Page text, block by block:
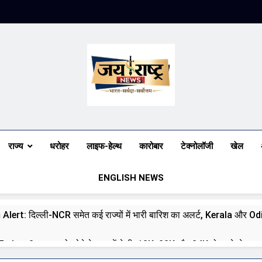
Jai Rashtra
राज्य धरोहर लाइफ-हेल्थ कारोबार टेक्नोलॉजी खेल
ENGLISH NEWS
Alert: दिल्ली-NCR समेत कई राज्यों में भारी बारिश का अलर्ट, Kerala और
8 अगस्त को सोने के भाव में तेजी, 18K, 22K और 24K गोल्ड के रेट पर